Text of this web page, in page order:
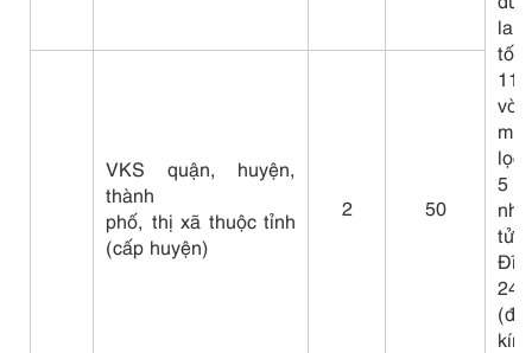
tối
lọc
5
tử
Đĩa
VKS quận, huyện,
thành
phố, thị xã thuộc tỉnh
(cấp huyện)
2 50